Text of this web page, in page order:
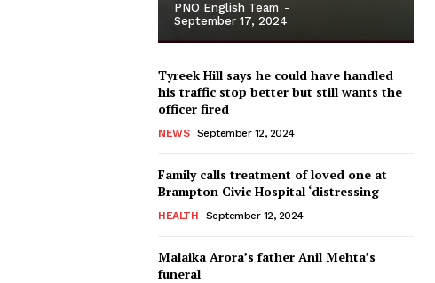
PNO English Team -
September 17, 2024
Tyreek Hill says he could have handled
his traffic stop better but still wants the
officer fired
NEWS September 12, 2024
Family calls treatment of loved one at
Brampton Civic Hospital ‘distressing
HEALTH September 12, 2024
Malaika Arora’s father Anil Mehta’s
funeral